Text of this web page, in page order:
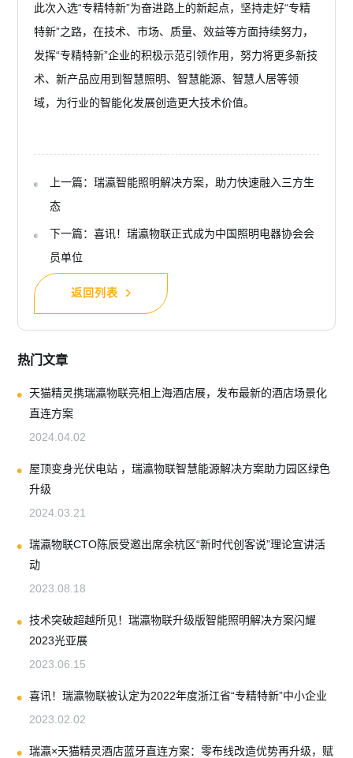
此次入选“专精特新”为奋进路上的新起点，坚持走好“专精
特新”之路，在技术、市场、质量、效益等方面持续努力，
发挥“专精特新”企业的积极示范引领作用，努力将更多新技
术、新产品应用到智慧照明、智慧能源、智慧人居等领
域，为行业的智能化发展创造更大技术价值。
上一篇：瑞瀛智能照明解决方案，助力快速融入三方生
态
下一篇：喜讯！瑞瀛物联正式成为中国照明电器协会会
员单位
返回列表
热门文章
天猫精灵携瑞瀛物联亮相上海酒店展，发布最新的酒店场景化
直连方案
2024.04.02
屋顶变身光伏电站 ，瑞瀛物联智慧能源解决方案助力园区绿色
升级
2024.03.21
瑞瀛物联CTO陈辰受邀出席余杭区“新时代创客说”理论宣讲活
动
2023.08.18
技术突破超越所见！瑞瀛物联升级版智能照明解决方案闪耀
2023光亚展
2023.06.15
喜讯！瑞瀛物联被认定为2022年度浙江省“专精特新”中小企业
2023.02.02
瑞瀛×天猫精灵酒店蓝牙直连方案：零布线改造优势再升级，赋